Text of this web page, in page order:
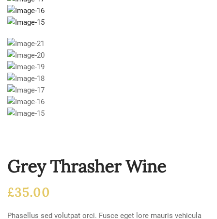
Grey Thrasher Wine
£35.00
Phasellus sed volutpat orci. Fusce eget lore mauris vehicula